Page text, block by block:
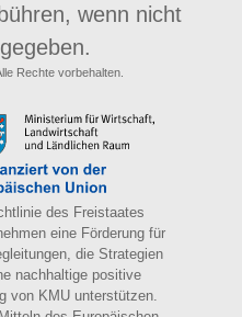
wenn nicht
Rechte vorbehalten.
des Freistaates
eine Förderung für
die Strategien
nachhaltige positive
von KMU unterstützen.